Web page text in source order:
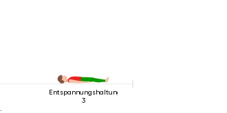
Entspannungshaltung
3